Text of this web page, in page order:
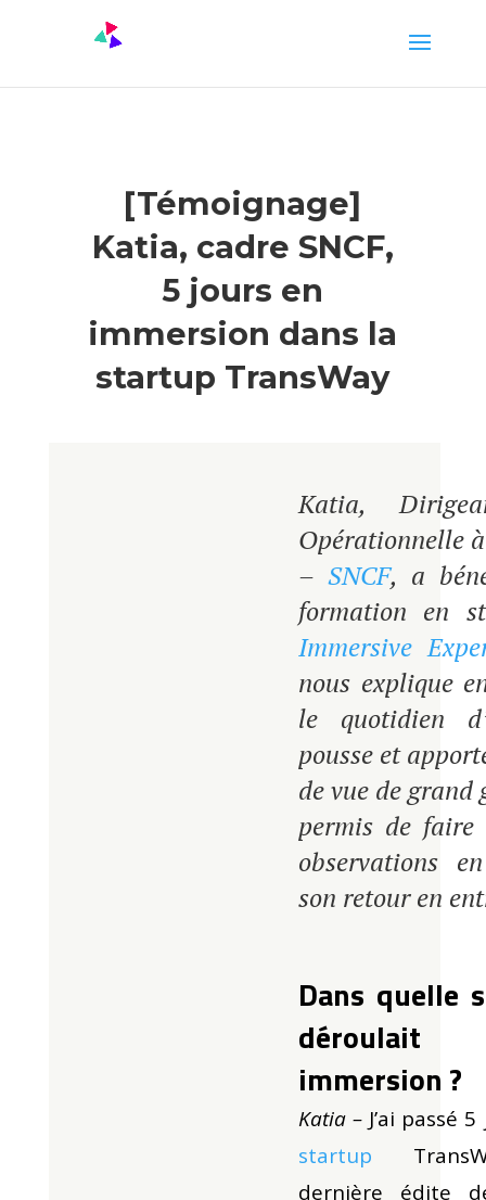
[Témoignage]
Katia, cadre SNCF,
5 jours en
immersion dans la
startup TransWay
Katia,
Opérationnelle
– SNCF, a
formation en
Immersive
nous explique
le quotidien
pousse et
de vue de grand
permis de faire
observations
son retour en
Dans quelle
immersion ?
Katia –J’ai passé
startup
dernière édite